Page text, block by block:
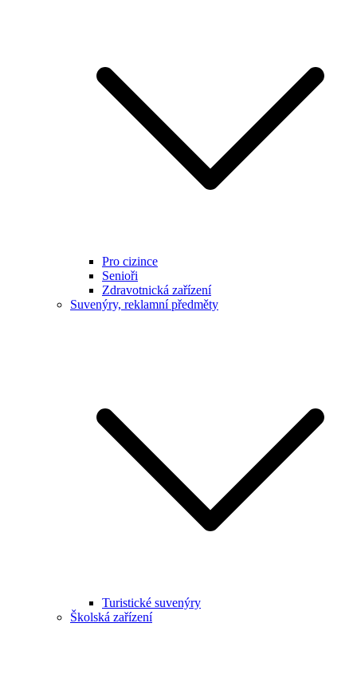
Pro cizince
Senioři
Zdravotnická zařízení
Suvenýry, reklamní předměty
Turistické suvenýry
Školská zařízení